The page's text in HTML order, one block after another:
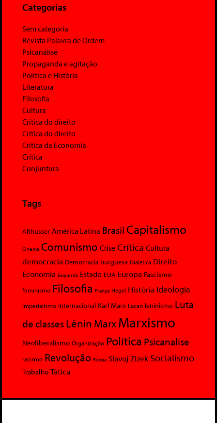
Categorias
Sem categoria
Revista Palavra de Ordem
Psicanálise
Propaganda e agitação
Política e História
Literatura
Filosofia
Cultura
Crítica do direito
Crítica do direito
Crítica da Economia
Crítica
Conjuntura
Tags
Althusser América Latina Brasil Capitalismo
Cinema Comunismo Crise Crítica Cultura
democracia Democracia burguesa Dialética Direito
Economia Esquerda Estado EUA Europa Fascismo
feminismo Filosofia França Hegel História Ideologia
Imperialismo Internacional Karl Marx Lacan leninismo Luta
de classesLênin MarxMarxismo
Neoliberalismo Organização Política Psicanalise
racismo Revolução Rússia Slavoj Zizek Socialismo
Trabalho Tática